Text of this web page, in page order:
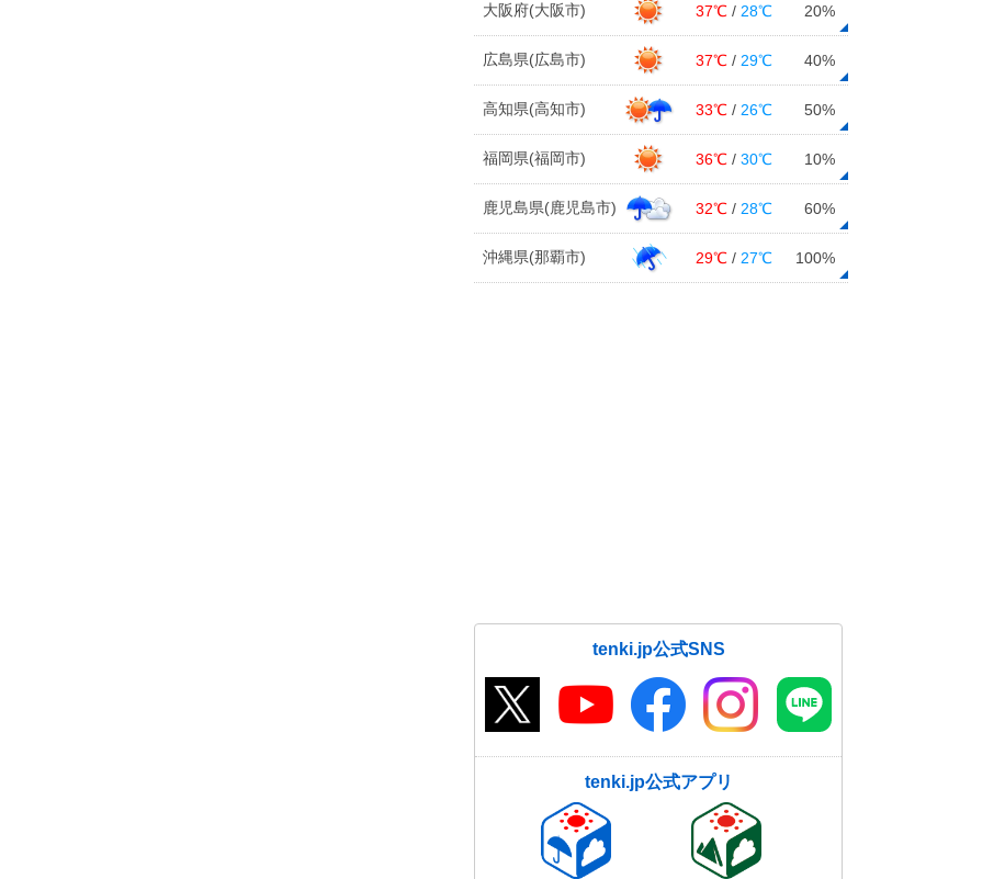
大阪府(大阪市) 37℃ / 28℃ 20%
広島県(広島市) 37℃ / 29℃ 40%
高知県(高知市) 33℃ / 26℃ 50%
福岡県(福岡市) 36℃ /30℃ 10%
鹿児島県(鹿児島市) 32℃ / 28℃ 60%
沖縄県(那覇市) 29℃ / 27℃ 100%
tenki.jp公式SNS
tenki.jp公式アプリ